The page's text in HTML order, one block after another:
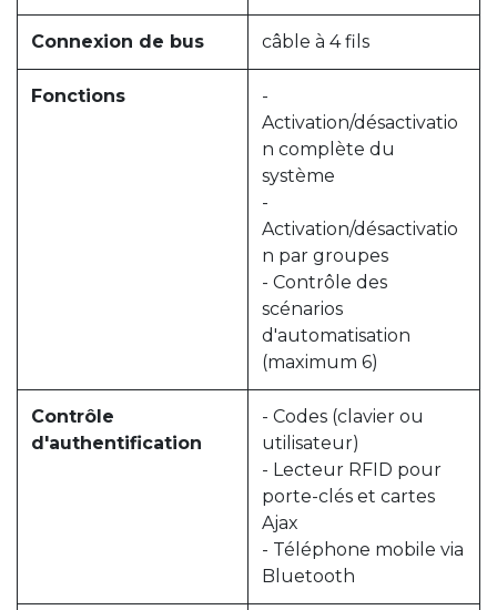
Connexion de bus câble à 4 fils
Fonctions
-
Activation/désactivatio
n complète du
système
-
Activation/désactivatio
n par groupes
- Contrôle des
scénarios
d'automatisation
(maximum 6)
Contrôle
d'authentification
- Codes (clavier ou
utilisateur)
- Lecteur RFID pour
porte-clés et cartes
Ajax
- Téléphone mobile via
Bluetooth